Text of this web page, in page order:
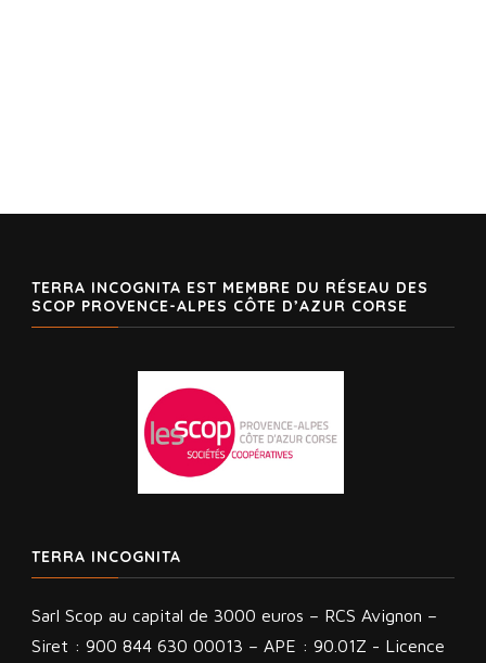
TERRA INCOGNITA EST MEMBRE DU RÉSEAU DES
SCOP PROVENCE-ALPES CÔTE D’AZUR CORSE
TERRA INCOGNITA
Sarl Scop au capital de 3000 euros – RCS Avignon –
Siret : 900 844 630 00013 – APE : 90.01Z - Licence